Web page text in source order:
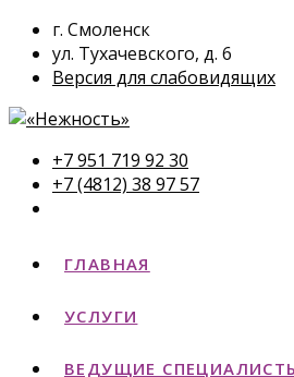
г. Смоленск
ул. Тухачевского, д. 6
Версия для слабовидящих
+7 951 719 92 30
+7 (4812) 38 97 57
ГЛАВНАЯ
УСЛУГИ
ВЕДУЩИЕ